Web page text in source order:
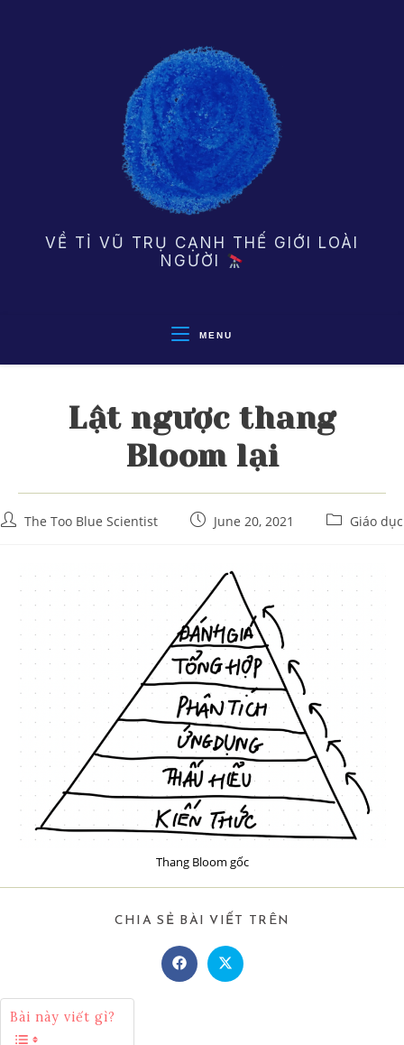
VỀ TỈ VŨ TRỤ CẠNH THẾ GIỚI LOÀI
NGƯỜI
MENU
Lật ngược thang
Bloom lại
PostThe Too Blue Scientist
Post June 20, 2021
Post Giáo dục
Thang Bloom gốc
CHIA SẺ BÀI VIẾT TRÊN
Opens
in
Opens
in
Bài này viết gì?